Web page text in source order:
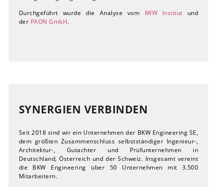
Durchgeführt wurde die Analyse vom IWW Institut und
der PAON GmbH.
SYNERGIEN VERBINDEN
Seit 2018 sind wir ein Unternehmen der BKW Engineering SE,
dem größten Zusammenschluss selbstständiger Ingenieur-,
Architektur-, Gutachter und Prüfunternehmen in
Deutschland, Österreich und der Schweiz. Insgesamt vereint
die BKW Engineering über 50 Unternehmen mit 3.500
Mitarbeitern.